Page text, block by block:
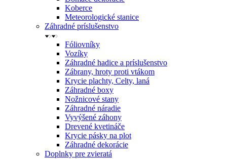
Koberce
Meteorologické stanice
Záhradné príslušenstvo
Fóliovníky
Vozíky
Záhradné hadice a príslušenstvo
Zábrany, hroty proti vtákom
Krycie plachty, Celty, laná
Záhradné boxy
Nožnicové stany
Záhradné náradie
Vyvýšené záhony
Drevené kvetináče
Krycie pásky na plot
Záhradné dekorácie
Doplnky pre zvieratá